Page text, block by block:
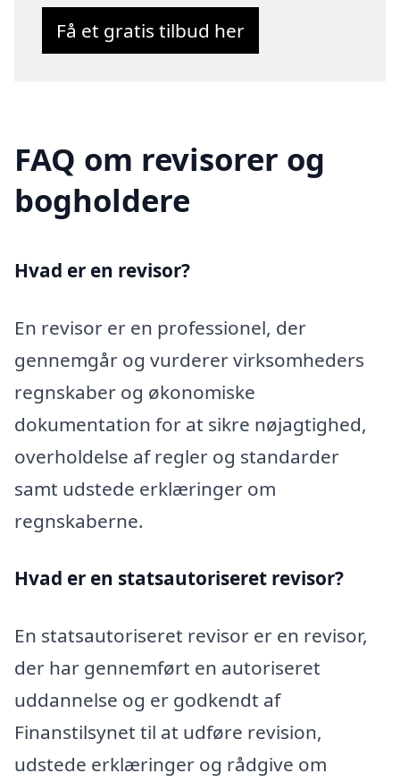
Få et gratis tilbud her
FAQ om revisorer og
bogholdere
Hvad er en revisor?
En revisor er en professionel, der
gennemgår og vurderer virksomheders
regnskaber og økonomiske
dokumentation for at sikre nøjagtighed,
overholdelse af regler og standarder
samt udstede erklæringer om
regnskaberne.
Hvad er en statsautoriseret revisor?
En statsautoriseret revisor er en revisor,
der har gennemført en autoriseret
uddannelse og er godkendt af
Finanstilsynet til at udføre revision,
udstede erklæringer og rådgive om